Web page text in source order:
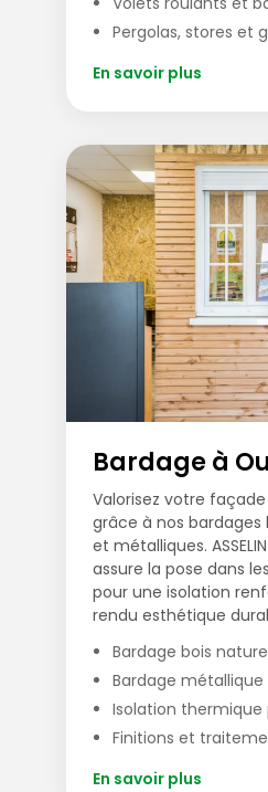
Pergolas, stores et
En savoir plus
Bardage à
Valorisez votre
grâce à nos bardages
et métalliques.
assure la pose dans
pour une isolation
rendu esthétique
Bardage bois
Bardage métallique
Isolation thermique
Finitions et
En savoir plus